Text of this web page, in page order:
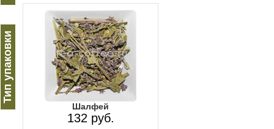
Тип упаковки
Шалфей
132 руб.